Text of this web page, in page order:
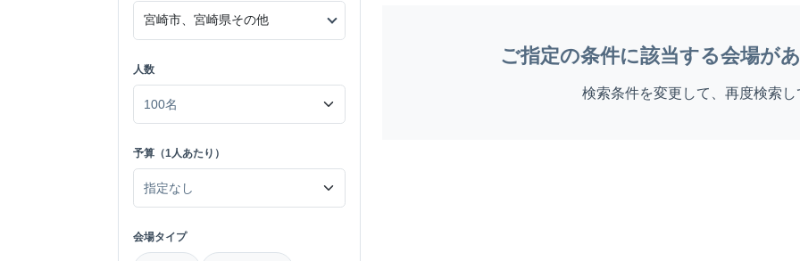
人数
予算（1人あたり）
会場タイプ
ご指定の条件に該当する会場が
検索条件を変更して、再度検索